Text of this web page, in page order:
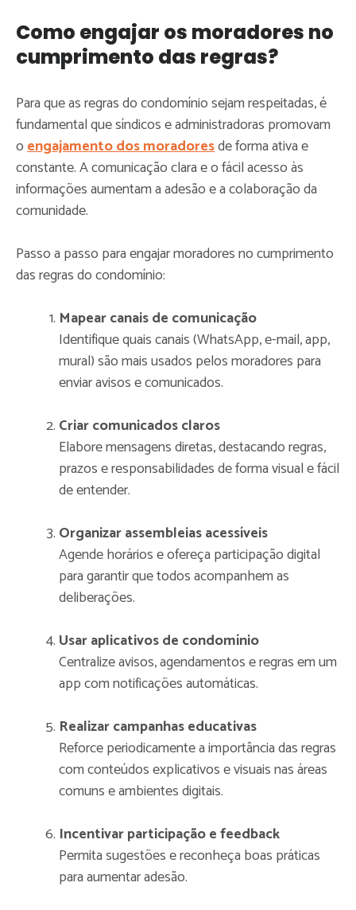
Como engajar os moradores no
cumprimento das regras?
Para que as regras do condomínio sejam respeitadas, é
fundamental que síndicos e administradoras promovam
oengajamento dos moradoresde forma ativa e
constante. A comunicação clara e o fácil acesso às
informações aumentam a adesão e a colaboração da
comunidade.
Passo a passo para engajar moradores no cumprimento
das regras do condomínio:
Mapear canais de comunicação
Identifique quais canais (WhatsApp, e-mail, app,
mural) são mais usados pelos moradores para
enviar avisos e comunicados.
Criar comunicados claros
Elabore mensagens diretas, destacando regras,
prazos e responsabilidades de forma visual e fácil
de entender.
Organizar assembleias acessíveis
Agende horários e ofereça participação digital
para garantir que todos acompanhem as
deliberações.
Usar aplicativos de condomínio
Centralize avisos, agendamentos e regras em um
app com notificações automáticas.
Realizar campanhas educativas
Reforce periodicamente a importância das regras
com conteúdos explicativos e visuais nas áreas
comuns e ambientes digitais.
Incentivar participação e feedback
Permita sugestões e reconheça boas práticas
para aumentar adesão.